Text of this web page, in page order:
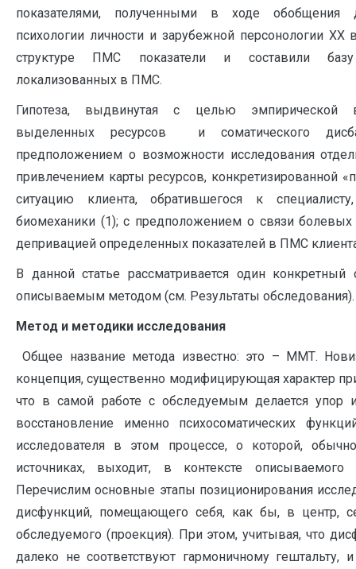
показателями, полученными в ходе обобщения
психологии личности и зарубежной персонологии
структуре ПМС показатели и составили базу
локализованных в ПМС.
Гипотеза, выдвинутая с целью эмпирической
выделенных ресурсов и соматического
предположением о возможности исследования
привлечением карты ресурсов, конкретизированной
ситуацию клиента, обратившегося к
биомеханики (1); с предположением о связи
депривацией определенных показателей в ПМС
В данной статье рассматривается один конкретный
описываемым методом (см. Результаты обследования).
Метод и методики исследования
Общее название метода известно: это – ММТ.
концепция, существенно модифицирующая характер
что в самой работе с обследуемым делается упор
восстановление именно психосоматических
исследователя в этом процессе, о которой,
источниках, выходит, в контексте
Перечислим основные этапы позиционирования
дисфункций, помещающего себя, как бы, в центр,
обследуемого (проекция). При этом, учитывая, что
далеко не соответствуют гармоничному